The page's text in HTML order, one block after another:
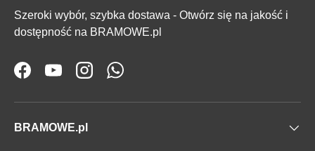
Szeroki wybór, szybka dostawa - Otwórz się na jakość i
dostępność na BRAMOWE.pl
FacebookYouTubeInstagramWhatsApp
BRAMOWE.pl